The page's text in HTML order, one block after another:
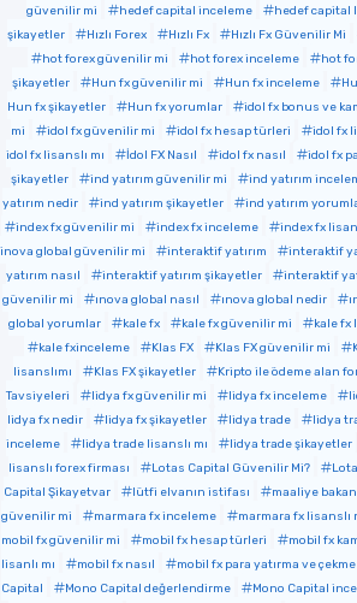
güvenilir mi
hedef capital inceleme hedef capital
şikayetler
Hızlı Forex Hızlı Fx Hızlı Fx Güvenilir Mi
hot forex güvenilir mi
hot forex inceleme hot
şikayetler
Hun fx güvenilir mi Hun fx inceleme
Hun fx şikayetler
Hun fx yorumlar idol fx bonus ve
mi
idol fx güvenilir mi idol fx hesap türleri idol fx
idol fx lisanslı mı
İdol FX Nasıl idol fx nasıl idol fx
şikayetler
ind yatırım güvenilir mi ind yatırım
yatırım nedir
ind yatırım şikayetler ind yatırım
index fx güvenilir mi
index fx inceleme index fx
inova global güvenilir mi
interaktif yatırım interaktif
yatırım nasıl
interaktif yatırım şikayetler interaktif
güvenilir mi
ınova global nasıl ınova global nedir
global yorumlar
kale fx kale fx güvenilir mi kale fx
kale fxinceleme
Klas FX Klas FX güvenilir mi
lisanslımı
Klas FX şikayetler Kripto ile ödeme alan
Tavsiyeleri
lidya fx güvenilir mi lidya fx inceleme
lidya fx nedir
lidya fx şikayetler lidya trade lidya
inceleme
lidya trade lisanslı mı lidya trade şikayetler
lisanslı forex firması
Lotas Capital Güvenilir Mi?
Capital Şikayetvar
lütfi elvanın istifası maaliye
güvenilir mi
marmara fx inceleme marmara fx lisanslı
mobil fx güvenilir mi
mobil fx hesap türleri mobil fx
lisanlı mı
mobil fx nasıl mobil fx para yatırma ve çekme
Capital
Mono Capital değerlendirme Mono Capital